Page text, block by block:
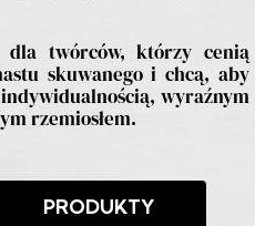
PRODUKTY
dla twórców, którzy cenią
skuwanego i chcą, aby
wyraźnym
rzemiosłem.